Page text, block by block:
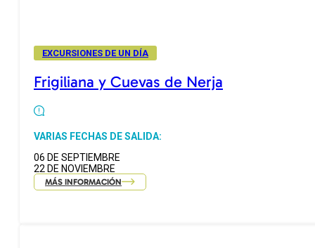
EXCURSIONES DE UN DÍA
Frigiliana y Cuevas de Nerja
VARIAS FECHAS DE SALIDA:
06 DE SEPTIEMBRE
22 DE NOVIEMBRE
MÁS INFORMACIÓN